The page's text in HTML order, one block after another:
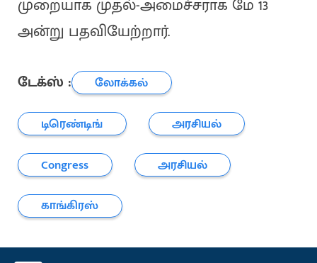
முறையாக முதல்-அமைச்சராக மே 13
அன்று பதவியேற்றார்.
டேக்ஸ் :
லோக்கல்
டிரெண்டிங்
அரசியல்
Congress
அரசியல்
காங்கிரஸ்